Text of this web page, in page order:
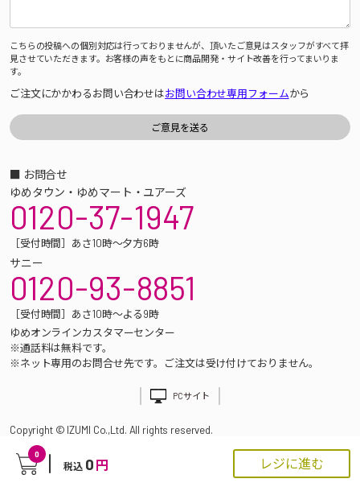
0
税込 0 円 レジに進む
こちらの投稿への個別対応は行っておりませんが、頂いたご意見はスタッフがすべて拝
見させていただきます。お客様の声をもとに商品開発・サイト改善を行ってまいりま
す。
ご注文にかかわるお問い合わせはお問い合わせ専用フォームから
■ お問合せ
ゆめタウン・ゆめマート・ユアーズ
0120-37-1947
［受付時間］あさ10時～夕方6時
サニー
0120-93-8851
［受付時間］あさ10時～よる9時
ゆめオンラインカスタマーセンター
※通話料は無料です。
※ネット専用のお問合せ先です。ご注文は受け付けておりません。
PCサイト
Copyright © IZUMI Co.,Ltd. All rights reserved.